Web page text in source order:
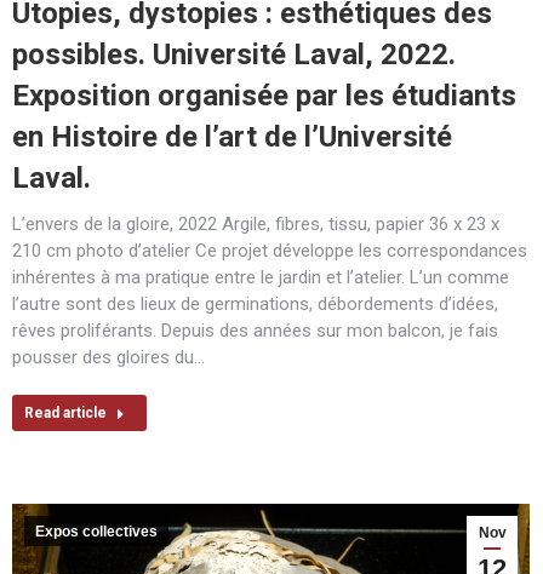
Utopies, dystopies : esthétiques des
possibles. Université Laval, 2022.
Exposition organisée par les étudiants
en Histoire de l’art de l’Université
Laval.
L’envers de la gloire, 2022 Argile, fibres, tissu, papier 36 x 23 x
210 cm photo d’atelier Ce projet développe les correspondances
inhérentes à ma pratique entre le jardin et l’atelier. L’un comme
l’autre sont des lieux de germinations, débordements d’idées,
rêves proliférants. Depuis des années sur mon balcon, je fais
pousser des gloires du…
Read article
Nov
Expos collectives